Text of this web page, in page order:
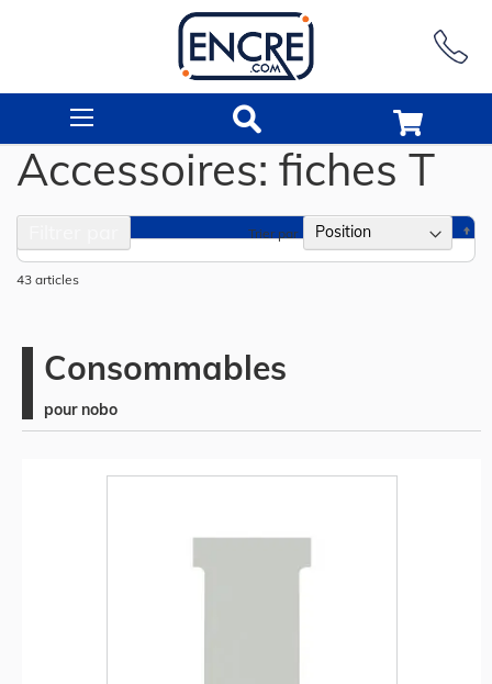
Accessoires: fiches T
43 articles
Trier par
Consommables
pour nobo